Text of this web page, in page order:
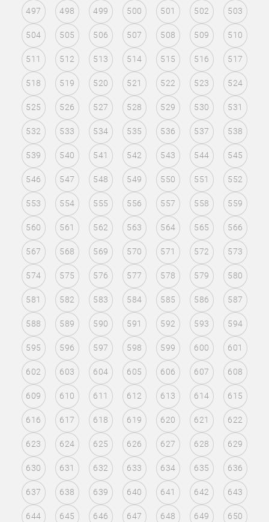
497 498 499 500 501 502 503
504 505 506 507 508 509 510
511 512 513 514 515 516 517
518 519 520 521 522 523 524
525 526 527 528 529 530 531
532 533 534 535 536 537 538
539 540 541 542 543 544 545
546 547 548 549 550 551 552
553 554 555 556 557 558 559
560 561 562 563 564 565 566
567 568 569 570 571 572 573
574 575 576 577 578 579 580
581 582 583 584 585 586 587
588 589 590 591 592 593 594
595 596 597 598 599 600 601
602 603 604 605 606 607 608
609 610 611 612 613 614 615
616 617 618 619 620 621 622
623 624 625 626 627 628 629
630 631 632 633 634 635 636
637 638 639 640 641 642 643
644 645 646 647 648 649 650